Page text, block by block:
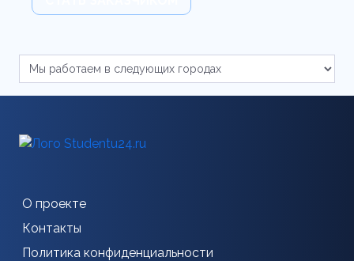
О проекте
Контакты
Политика конфиденциальности